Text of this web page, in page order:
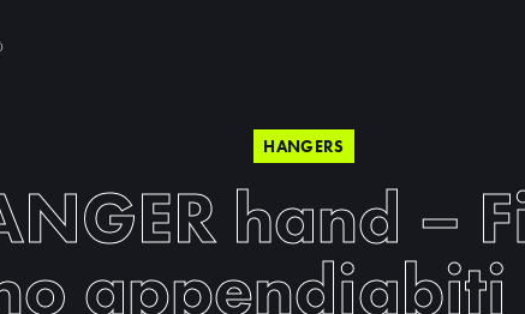
HANGERS
hand –
appendiabiti